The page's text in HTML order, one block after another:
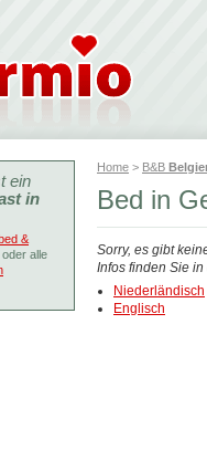
Home > B&B
Bed in
Sorry, es gibt
Infos finden Sie
Niederländisch
Englisch
ein
in
&
oder alle